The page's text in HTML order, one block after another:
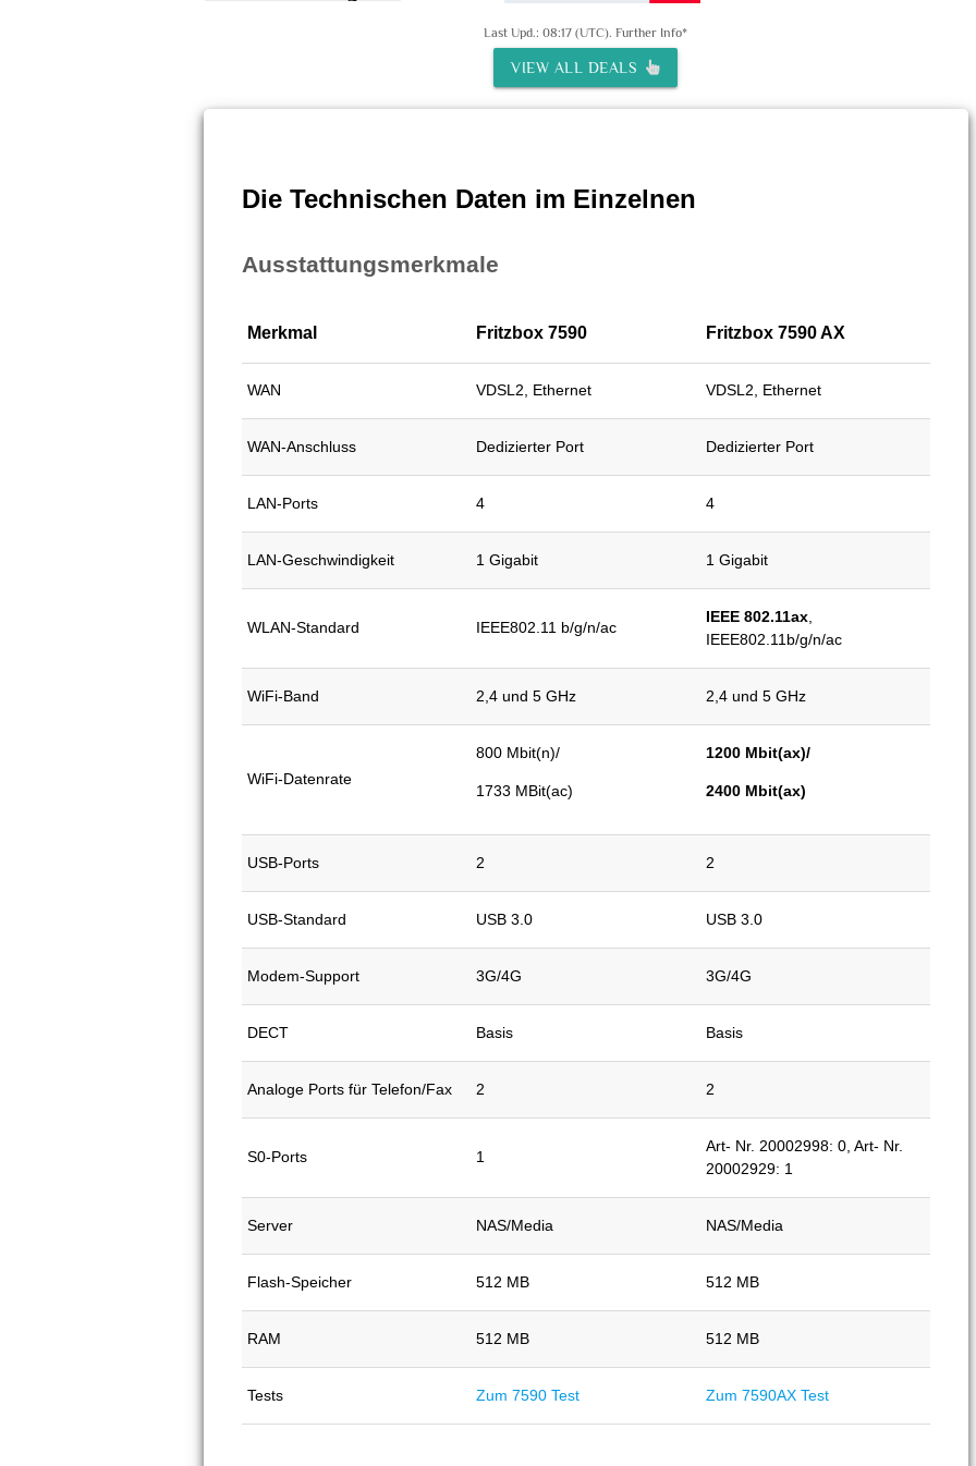
Last Upd.: 08:17 (UTC).Further Info*
VIEW ALL DEALS
Die Technischen Daten im Einzelnen
Ausstattungsmerkmale
Merkmal Fritzbox 7590 Fritzbox 7590 AX
WAN VDSL2, Ethernet VDSL2, Ethernet
WAN-Anschluss Dedizierter Port Dedizierter Port
LAN-Ports 4 4
LAN-Geschwindigkeit 1 Gigabit 1 Gigabit
WLAN-Standard IEEE802.11 b/g/n/ac
IEEE 802.11ax,
IEEE802.11b/g/n/ac
WiFi-Band 2,4 und 5 GHz 2,4 und 5 GHz
WiFi-Datenrate
800 Mbit(n)/
1733 MBit(ac)
1200 Mbit(ax)/
2400 Mbit(ax)
USB-Ports 2 2
USB-Standard USB 3.0 USB 3.0
Modem-Support 3G/4G 3G/4G
DECT Basis Basis
Analoge Ports für Telefon/Fax 2 2
S0-Ports 1
Art- Nr. 20002998: 0, Art- Nr.
20002929: 1
Server NAS/Media NAS/Media
Flash-Speicher 512 MB 512 MB
RAM 512 MB 512 MB
Tests Zum 7590 Test Zum 7590AX Test